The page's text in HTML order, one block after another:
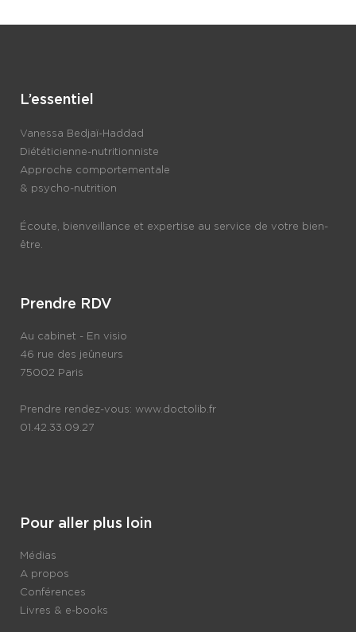
L’essentiel
Vanessa Bedjaï-Haddad
Diététicienne-nutritionniste
Approche comportementale
& psycho-nutrition
Écoute, bienveillance et expertise au service de votre bien-
être.
Prendre RDV
Au cabinet - En visio
46 rue des jeûneurs
75002 Paris
Prendre rendez-vous: www.doctolib.fr
01.42.33.09.27
Pour aller plus loin
Médias
A propos
Conférences
Livres & e-books